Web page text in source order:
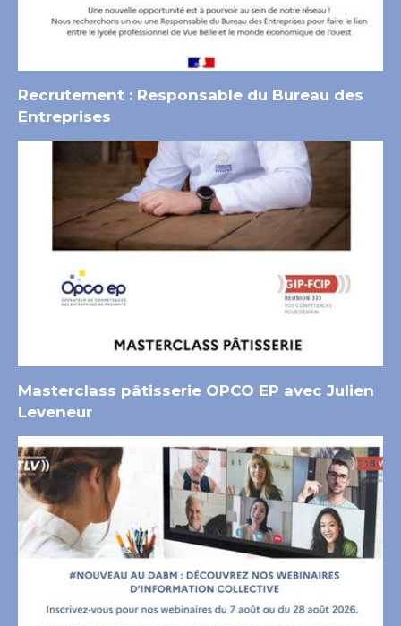
Recrutement : Responsable du Bureau des
Entreprises
Masterclass pâtisserie OPCO EP avec Julien
Leveneur